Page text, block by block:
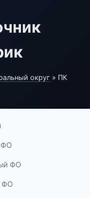
округ » ПК
ФО
ФО
ФО